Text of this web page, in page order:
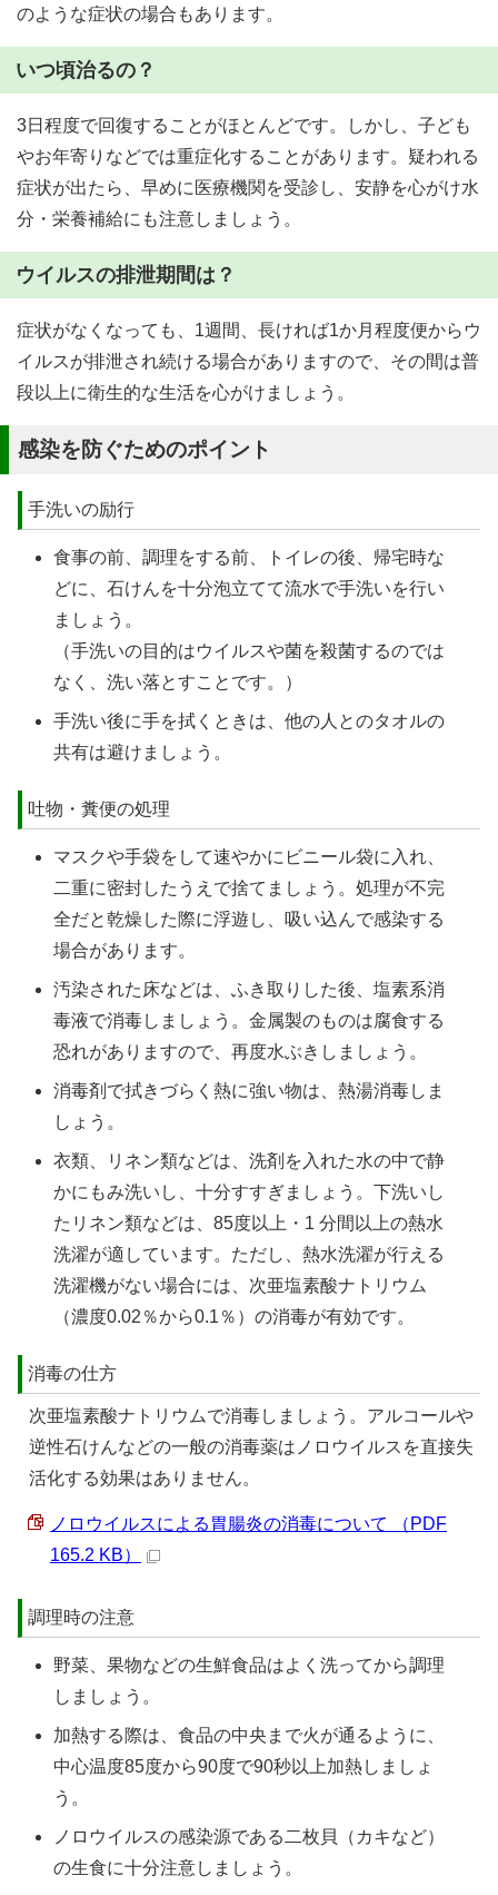
のような症状の場合もあります。
いつ頃治るの？
3日程度で回復することがほとんどです。しかし、子ども
やお年寄りなどでは重症化することがあります。疑われる
症状が出たら、早めに医療機関を受診し、安静を心がけ水
分・栄養補給にも注意しましょう。
ウイルスの排泄期間は？
症状がなくなっても、1週間、長ければ1か月程度便からウ
イルスが排泄され続ける場合がありますので、その間は普
段以上に衛生的な生活を心がけましょう。
感染を防ぐためのポイント
手洗いの励行
食事の前、調理をする前、トイレの後、帰宅時な
どに、石けんを十分泡立てて流水で手洗いを行い
ましょう。
（手洗いの目的はウイルスや菌を殺菌するのでは
なく、洗い落とすことです。）
手洗い後に手を拭くときは、他の人とのタオルの
共有は避けましょう。
吐物・糞便の処理
マスクや手袋をして速やかにビニール袋に入れ、
二重に密封したうえで捨てましょう。処理が不完
全だと乾燥した際に浮遊し、吸い込んで感染する
場合があります。
汚染された床などは、ふき取りした後、塩素系消
毒液で消毒しましょう。金属製のものは腐食する
恐れがありますので、再度水ぶきしましょう。
消毒剤で拭きづらく熱に強い物は、熱湯消毒しま
しょう。
衣類、リネン類などは、洗剤を入れた水の中で静
かにもみ洗いし、十分すすぎましょう。下洗いし
たリネン類などは、85度以上・1 分間以上の熱水
洗濯が適しています。ただし、熱水洗濯が行える
洗濯機がない場合には、次亜塩素酸ナトリウム
（濃度0.02％から0.1％）の消毒が有効です。
消毒の仕方
次亜塩素酸ナトリウムで消毒しましょう。アルコールや
逆性石けんなどの一般の消毒薬はノロウイルスを直接失
活化する効果はありません。
ノロウイルスによる胃腸炎の消毒について （PDF
165.2 KB）
調理時の注意
野菜、果物などの生鮮食品はよく洗ってから調理
しましょう。
加熱する際は、食品の中央まで火が通るように、
中心温度85度から90度で90秒以上加熱しましょ
う。
ノロウイルスの感染源である二枚貝（カキなど）
の生食に十分注意しましょう。